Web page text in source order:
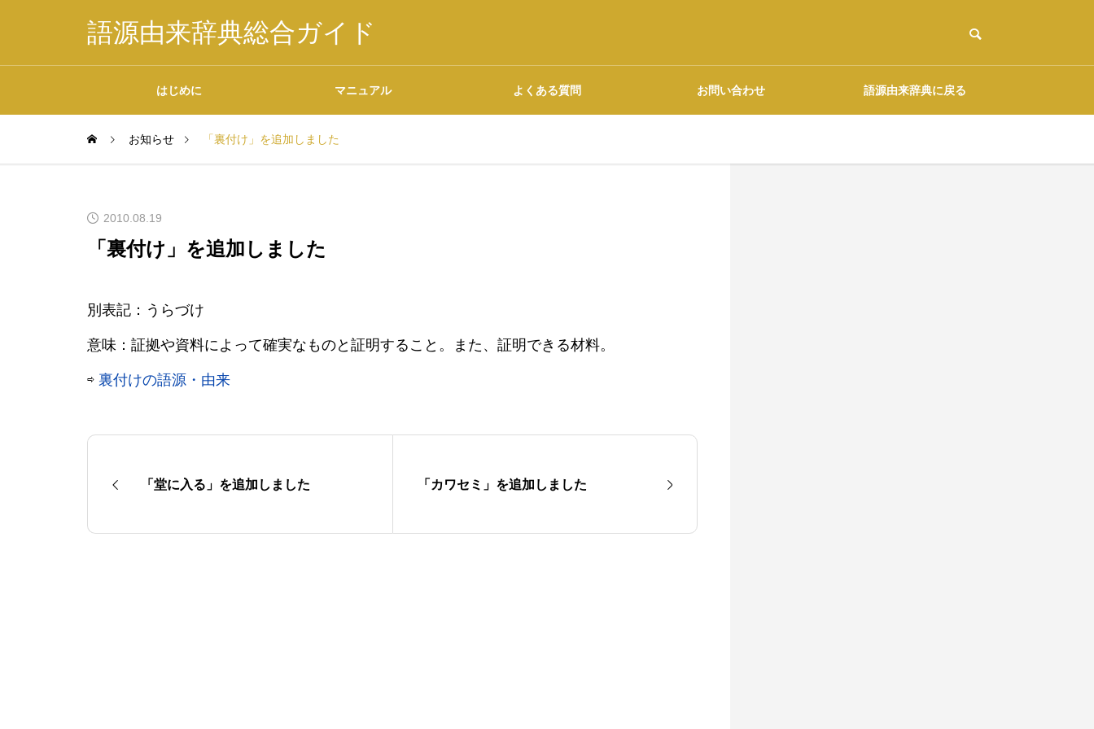
語源由来辞典総合ガイド
はじめに マニュアル よくある質問 お問い合わせ 語源由来辞典に戻る
お知らせ 「裏付け」を追加しました
2010.08.19
「裏付け」を追加しました
別表記：うらづけ
意味：証拠や資料によって確実なものと証明すること。また、証明できる材料。
⇨ 裏付けの語源・由来
「堂に入る」を追加しました 「カワセミ」を追加しました